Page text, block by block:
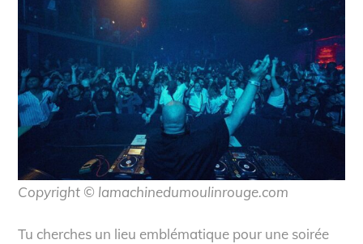
Copyright © lamachinedumoulinrouge.com
Tu cherches un lieu emblématique pour une soirée